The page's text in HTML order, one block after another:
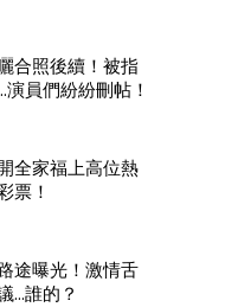
合照後續！被指
員們紛紛刪帖！
全家福上高位熱
票！
途曝光！激情舌
…誰的？